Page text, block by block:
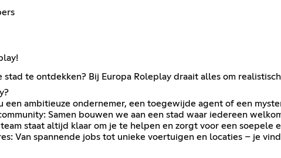
stad te ontdekken? Bij Europa Roleplay draait alles om
een ambitieuze ondernemer, een toegewijde agent of een
Samen bouwen we aan een stad waar iedereen
staat altijd klaar om je te helpen en zorgt voor een soepele
Van spannende jobs tot unieke voertuigen en locaties – je